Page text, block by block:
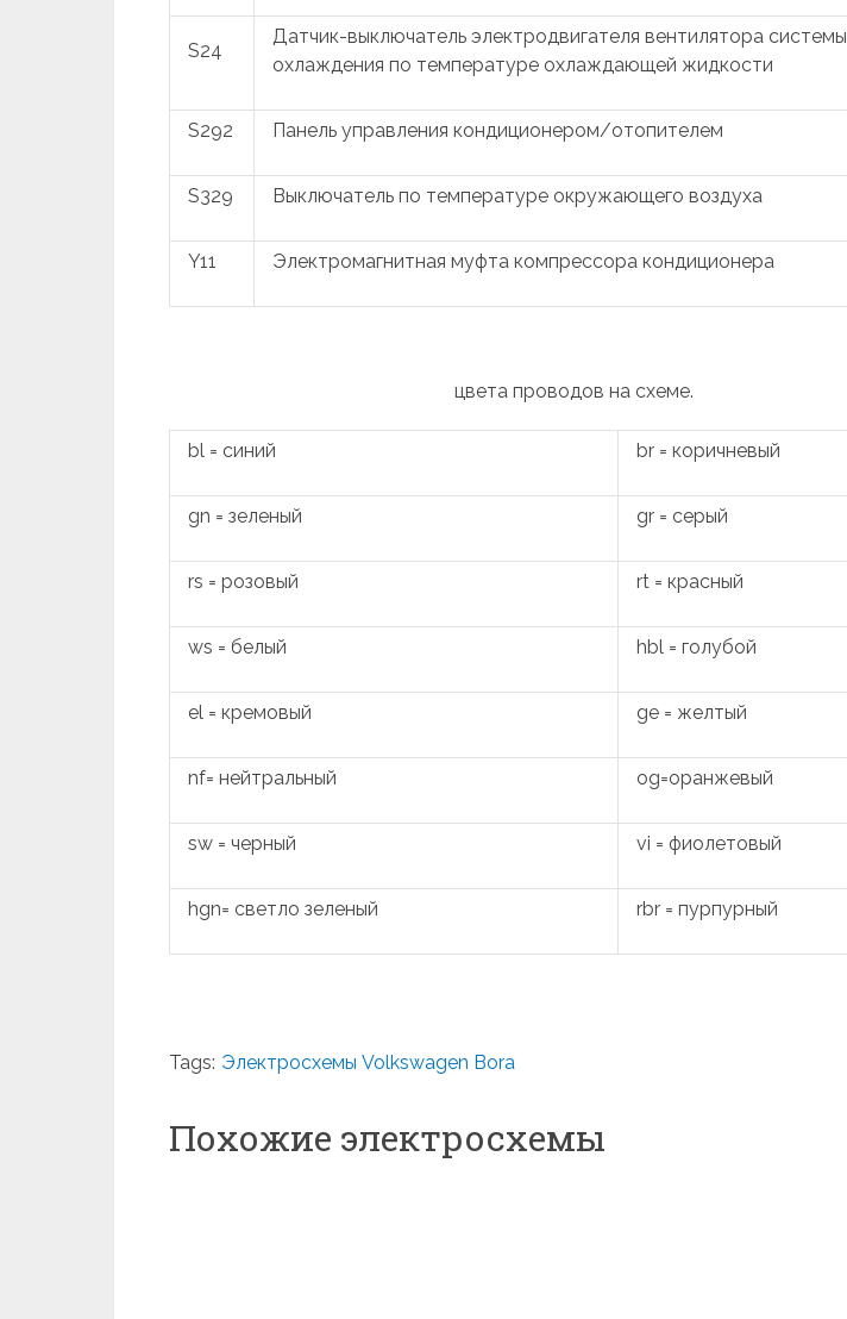
S24
Датчик-выключатель электродвигателя вентилятора системы
охлаждения по температуре охлаждающей жидкости
S292 Панель управления кондиционером/отопителем
S329 Выключатель по температуре окружающего воздуха
Y11 Электромагнитная муфта компрессора кондиционера
цвета проводов на схеме.
bl = синий br = коричневый
gn = зеленый gr = серый
rs = розовый rt = красный
ws = белый hbl = голубой
el = кремовый ge = желтый
nf= нейтральный og=оранжевый
sw = черный vi = фиолетовый
hgn= светло зеленый rbr = пурпурный
Tags: Электросхемы Volkswagen Bora
Похожие электросхемы